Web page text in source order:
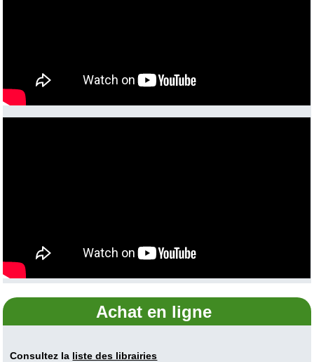
Achat en ligne
Consultez la liste des librairies